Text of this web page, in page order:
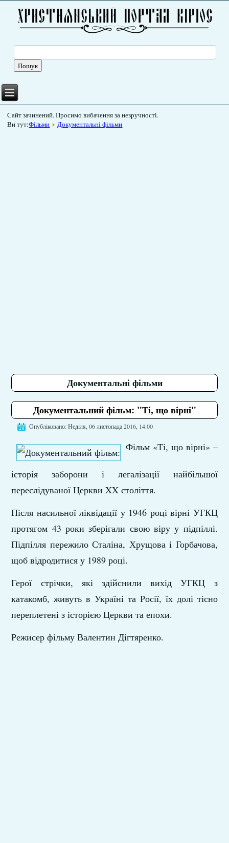
Сайт зачинений. Просимо вибачення за незручності.
Ви тут:Фільми Документальні фільми
Документальні фільми
Документальний фільм: "Ті, що вірні"
Опубліковано: Неділя, 06 листопада 2016, 14:00
Фільм «Ті, що вірні» –
історія заборони і легалізації найбільшої
переслідуваної Церкви XX століття.
Після насильної ліквідації у 1946 році вірні УГКЦ
протягом 43 роки зберігали свою віру у підпіллі.
Підпілля пережило Сталіна, Хрущова і Горбачова,
щоб відродитися у 1989 році.
Герої стрічки, які здійснили вихід УГКЦ з
катакомб, живуть в Україні та Росії, їх долі тісно
переплетені з історією Церкви та епохи.
Режисер фільму Валентин Дігтяренко.